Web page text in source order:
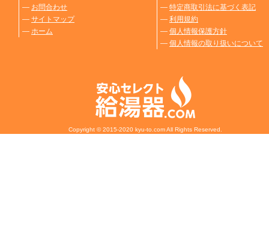
― お問合わせ
― サイトマップ
― ホーム
― 特定商取引法に基づく表記
― 利用規約
― 個人情報保護方針
― 個人情報の取り扱いについて
Copyright © 2015-2020 kyu-to.com All Rights Reserved.